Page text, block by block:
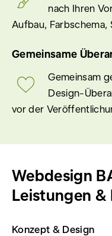
nach Ihren
Aufbau, Farbschema,
Gemeinsame
Gemeinsam
Design-
vor der
Webdesign
Leistungen &
Konzept & Design